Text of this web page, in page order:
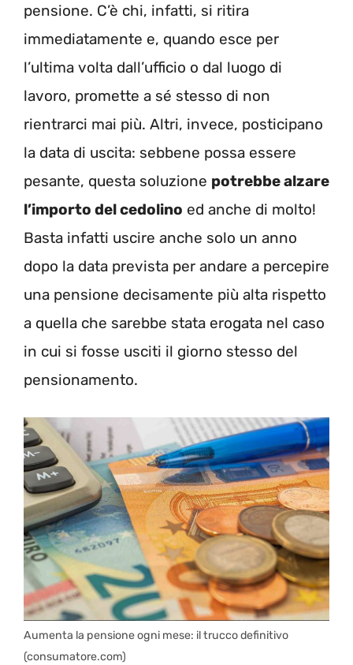
pensione. C’è chi, infatti, si ritira
immediatamente e, quando esce per
l’ultima volta dall’ufficio o dal luogo di
lavoro, promette a sé stesso di non
rientrarci mai più. Altri, invece, posticipano
la data di uscita: sebbene possa essere
pesante, questa soluzione potrebbe alzare
l’importo del cedolino ed anche di molto!
Basta infatti uscire anche solo un anno
dopo la data prevista per andare a percepire
una pensione decisamente più alta rispetto
a quella che sarebbe stata erogata nel caso
in cui si fosse usciti il giorno stesso del
pensionamento.
Aumenta la pensione ogni mese: il trucco definitivo
(consumatore.com)